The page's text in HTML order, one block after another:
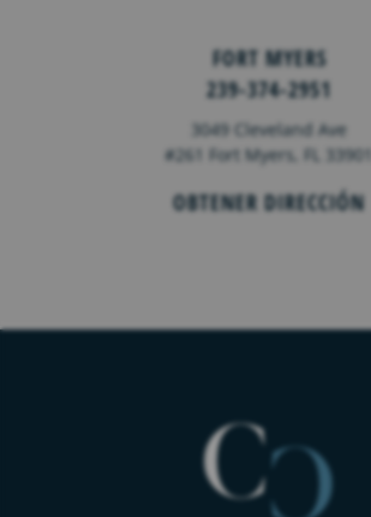
FORT MYERS
239-374-2951
3049 Cleveland Ave
#261 Fort Myers, FL 33901
OBTENER DIRECCIÓN